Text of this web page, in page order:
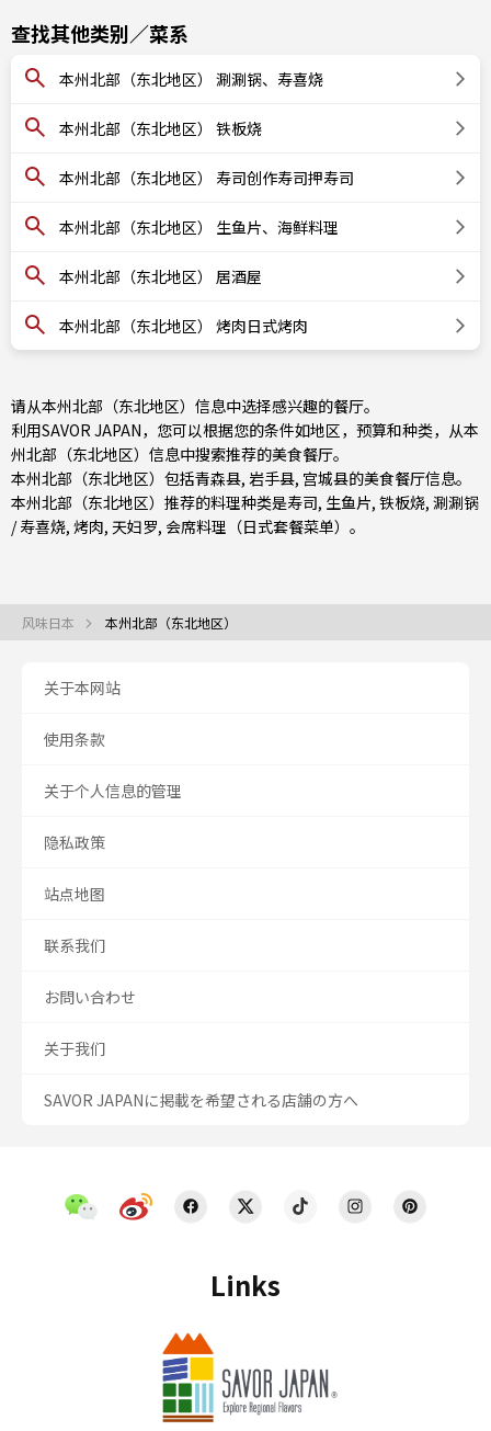
查找其他类别／菜系
本州北部（东北地区） 涮涮锅、寿喜烧
本州北部（东北地区） 铁板烧
本州北部（东北地区） 寿司创作寿司押寿司
本州北部（东北地区） 生鱼片、海鲜料理
本州北部（东北地区） 居酒屋
本州北部（东北地区） 烤肉日式烤肉
请从本州北部（东北地区）信息中选择感兴趣的餐厅。
利用SAVOR JAPAN，您可以根据您的条件如地区，预算和种类，从本
州北部（东北地区）信息中搜索推荐的美食餐厅。
本州北部（东北地区）包括青森县, 岩手县, 宫城县的美食餐厅信息。
本州北部（东北地区）推荐的料理种类是寿司, 生鱼片, 铁板烧, 涮涮锅
/ 寿喜烧, 烤肉, 天妇罗, 会席料理（日式套餐菜单） 。
风味日本 本州北部（东北地区）
Links
关于本网站
使用条款
关于个人信息的管理
隐私政策
站点地图
联系我们
お問い合わせ
关于我们
SAVOR JAPANに掲載を希望される店舗の方へ